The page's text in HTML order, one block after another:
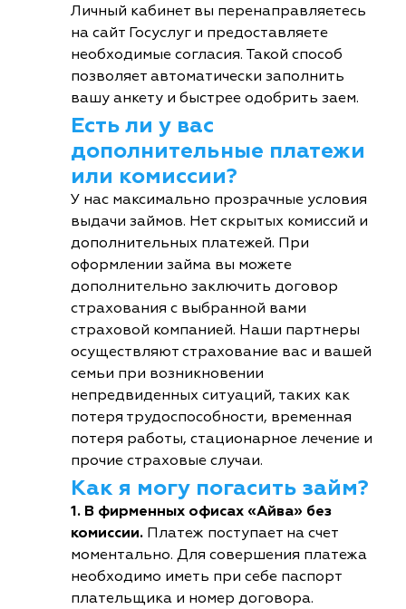
Личный кабинет вы перенаправляетесь
на сайт Госуслуг и предоставляете
необходимые согласия. Такой способ
позволяет автоматически заполнить
вашу анкету и быстрее одобрить заем.
Есть ли у вас
дополнительные платежи
или комиссии?
У нас максимально прозрачные условия
выдачи займов. Нет скрытых комиссий и
дополнительных платежей. При
оформлении займа вы можете
дополнительно заключить договор
страхования с выбранной вами
страховой компанией. Наши партнеры
осуществляют страхование вас и вашей
семьи при возникновении
непредвиденных ситуаций, таких как
потеря трудоспособности, временная
потеря работы, стационарное лечение и
прочие страховые случаи.
Как я могу погасить займ?
1. В фирменных офисах «Айва» без
комиссии. Платеж поступает на счет
моментально. Для совершения платежа
необходимо иметь при себе паспорт
плательщика и номер договора.